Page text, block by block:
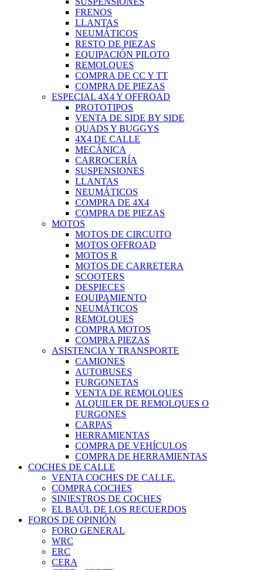
FRENOS
LLANTAS
NEUMÁTICOS
RESTO DE PIEZAS
EQUIPACIÓN PILOTO
REMOLQUES
COMPRA DE CC Y TT
COMPRA DE PIEZAS
ESPECIAL 4X4 Y OFFROAD
PROTOTIPOS
VENTA DE SIDE BY SIDE
QUADS Y BUGGYS
4X4 DE CALLE
MECÁNICA
CARROCERÍA
SUSPENSIONES
LLANTAS
NEUMÁTICOS
COMPRA DE 4X4
COMPRA DE PIEZAS
MOTOS
MOTOS DE CIRCUITO
MOTOS OFFROAD
MOTOS R
MOTOS DE CARRETERA
SCOOTERS
DESPIECES
EQUIPAMIENTO
NEUMÁTICOS
REMOLQUES
COMPRA MOTOS
COMPRA PIEZAS
ASISTENCIA Y TRANSPORTE
CAMIONES
AUTOBUSES
FURGONETAS
VENTA DE REMOLQUES
ALQUILER DE REMOLQUES O
FURGONES
CARPAS
HERRAMIENTAS
COMPRA DE VEHÍCULOS
COMPRA DE HERRAMIENTAS
COCHES DE CALLE
VENTA COCHES DE CALLE.
COMPRA COCHES
SINIESTROS DE COCHES
EL BAÚL DE LOS RECUERDOS
FOROS DE OPINIÓN
FORO GENERAL
WRC
ERC
CERA